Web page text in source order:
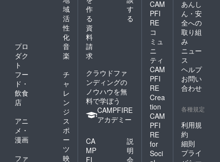
域
活
性
化
プロ
ダク
ト
音
楽
フー
ド・
飲食
店
チ
ャ
レ
ン
ジ
アニ
メ・
漫画
ス
ポ
ー
ツ
ファ
映
作
る
す
る
資
料
請
求
クラウドファ
ンディングの
ノウハウを無
料で学ぼう
CAMPFIRE
アカデミー
CA
MP
FI
説
明
会
CAM
PFI
RE
コ
ミュ
ニ
ティ
CAM
PFI
RE
Crea
tion
CAM
PFI
RE
for
Soci
あんし
ん・安
全への
取り組
み
ニュー
ス
ヘルプ
お問い
合わせ
各種規定
利用規
約
細則
プライ